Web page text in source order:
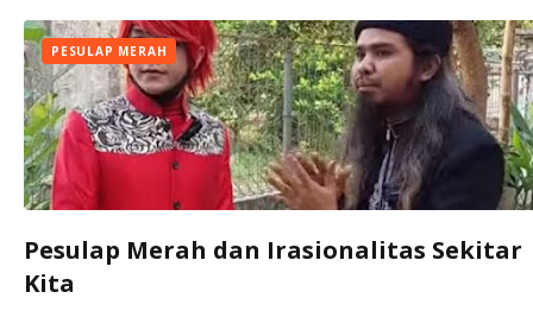
PESULAP MERAH
Pesulap Merah dan Irasionalitas Sekitar
Kita